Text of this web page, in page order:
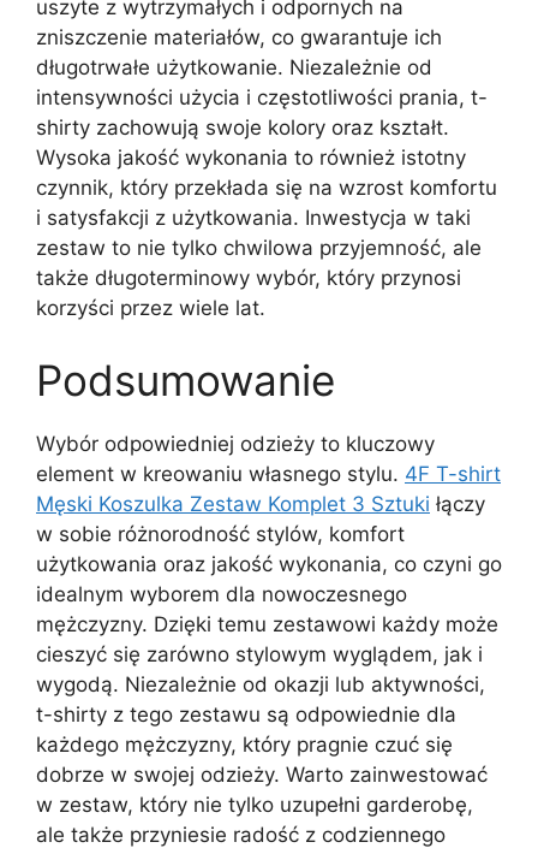
uszyte z wytrzymałych i odpornych na
zniszczenie materiałów, co gwarantuje ich
długotrwałe użytkowanie. Niezależnie od
intensywności użycia i częstotliwości prania, t-
shirty zachowują swoje kolory oraz kształt.
Wysoka jakość wykonania to również istotny
czynnik, który przekłada się na wzrost komfortu
i satysfakcji z użytkowania. Inwestycja w taki
zestaw to nie tylko chwilowa przyjemność, ale
także długoterminowy wybór, który przynosi
korzyści przez wiele lat.
Podsumowanie
Wybór odpowiedniej odzieży to kluczowy
element w kreowaniu własnego stylu. 4F T-shirt
Męski Koszulka Zestaw Komplet 3 Sztuki łączy
w sobie różnorodność stylów, komfort
użytkowania oraz jakość wykonania, co czyni go
idealnym wyborem dla nowoczesnego
mężczyzny. Dzięki temu zestawowi każdy może
cieszyć się zarówno stylowym wyglądem, jak i
wygodą. Niezależnie od okazji lub aktywności,
t-shirty z tego zestawu są odpowiednie dla
każdego mężczyzny, który pragnie czuć się
dobrze w swojej odzieży. Warto zainwestować
w zestaw, który nie tylko uzupełni garderobę,
ale także przyniesie radość z codziennego